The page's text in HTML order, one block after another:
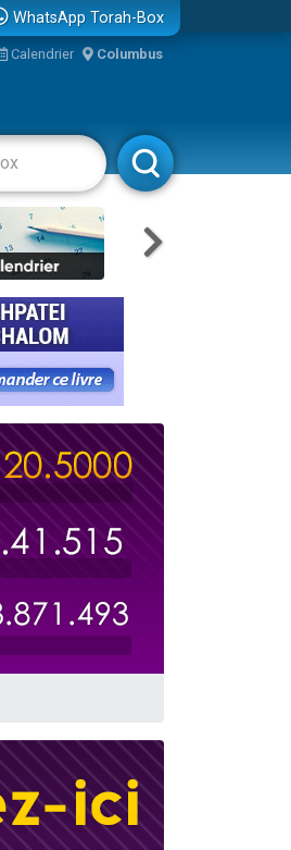
WhatsApp Torah-Box
Calendrier Columbus
Rabbanim